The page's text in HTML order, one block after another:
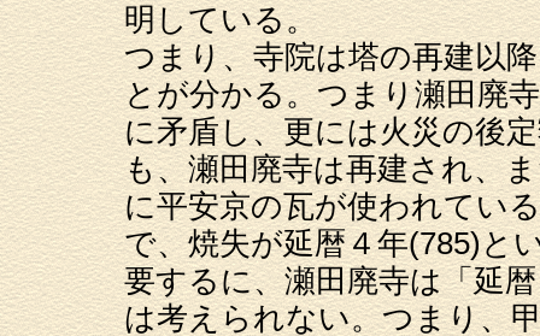
明している。
つまり、寺院は塔の再建以
とが分かる。つまり瀬田廃
に矛盾し、更には火災の後
も、瀬田廃寺は再建され、
に平安京の瓦が使われてい
で、焼失が延暦４年(785)と
要するに、瀬田廃寺は「延
は考えられない。つまり、